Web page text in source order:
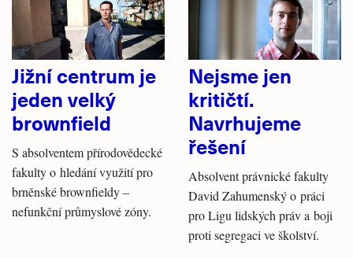
Jižní centrum je
jeden velký
brownfield
S absolventem přírodovědecké
fakulty o hledání využití pro
brněnské brownfieldy –
nefunkční průmyslové zóny.
Nejsme jen
kritičtí.
Navrhujeme
řešení
Absolvent právnické fakulty
David Zahumenský o práci
pro Ligu lidských práv a boji
proti segregaci ve školství.